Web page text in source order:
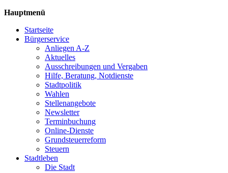
Hauptmenü
Startseite
Bürgerservice
Anliegen A-Z
Aktuelles
Ausschreibungen und Vergaben
Hilfe, Beratung, Notdienste
Stadtpolitik
Wahlen
Stellenangebote
Newsletter
Terminbuchung
Online-Dienste
Grundsteuerreform
Steuern
Stadtleben
Die Stadt